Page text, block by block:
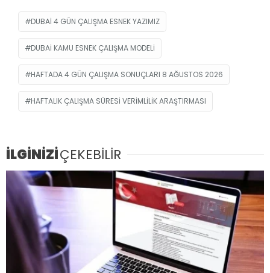
DUBAI 4 GÜN ÇALIŞMA ESNEK YAZIMIZ
DUBAI KAMU ESNEK ÇALIŞMA MODELI
HAFTADA 4 GÜN ÇALIŞMA SONUÇLARI 8 AĞUSTOS 2026
HAFTALIK ÇALIŞMA SÜRESI VERIMLILIK ARAŞTIRMASI
İLGİNİZİÇEKEBİLİR